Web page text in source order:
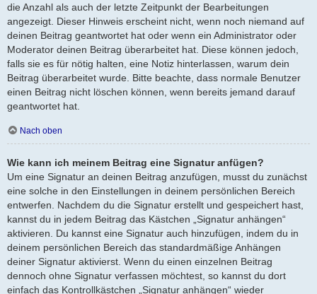
die Anzahl als auch der letzte Zeitpunkt der Bearbeitungen
angezeigt. Dieser Hinweis erscheint nicht, wenn noch niemand auf
deinen Beitrag geantwortet hat oder wenn ein Administrator oder
Moderator deinen Beitrag überarbeitet hat. Diese können jedoch,
falls sie es für nötig halten, eine Notiz hinterlassen, warum dein
Beitrag überarbeitet wurde. Bitte beachte, dass normale Benutzer
einen Beitrag nicht löschen können, wenn bereits jemand darauf
geantwortet hat.
Nach oben
Wie kann ich meinem Beitrag eine Signatur anfügen?
Um eine Signatur an deinen Beitrag anzufügen, musst du zunächst
eine solche in den Einstellungen in deinem persönlichen Bereich
entwerfen. Nachdem du die Signatur erstellt und gespeichert hast,
kannst du in jedem Beitrag das Kästchen „Signatur anhängen“
aktivieren. Du kannst eine Signatur auch hinzufügen, indem du in
deinem persönlichen Bereich das standardmäßige Anhängen
deiner Signatur aktivierst. Wenn du einen einzelnen Beitrag
dennoch ohne Signatur verfassen möchtest, so kannst du dort
einfach das Kontrollkästchen „Signatur anhängen“ wieder